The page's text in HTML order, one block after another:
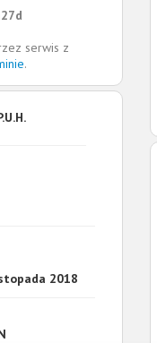
serwis z
.
2018